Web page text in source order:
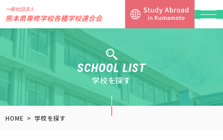
SCHOOL LIST
学校を探す
HOME 学校を探す